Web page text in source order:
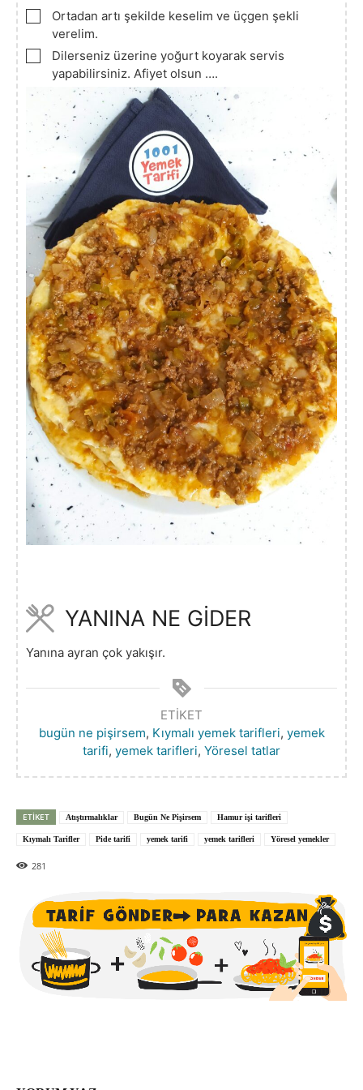
▢
Ortadan artı şekilde keselim ve üçgen şekli
verelim.
▢
Dilerseniz üzerine yoğurt koyarak servis
yapabilirsiniz. Afiyet olsun ….
YANINA NE GİDER
Yanına ayran çok yakışır.
ETIKET
bugün ne pişirsem, Kıymalı yemek tarifleri, yemek
tarifi, yemek tarifleri, Yöresel tatlar
ETIKET Atıştırmalıklar Bugün Ne Pişirsem Hamur işi tarifleri
Kıymalı Tarifler Pide tarifi yemek tarifi yemek tarifleri Yöresel yemekler
281